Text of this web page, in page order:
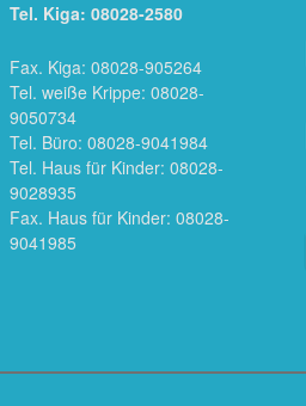
Tel. Kiga: 08028-2580
Fax. Kiga: 08028-905264
Tel. weiße Krippe: 08028-
9050734
Tel. Büro: 08028-9041984
Tel. Haus für Kinder: 08028-
9028935
Fax. Haus für Kinder: 08028-
9041985